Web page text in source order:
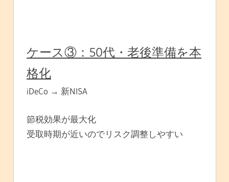
ケース③：50代・老後準備を本
格化
iDeCo → 新NISA
節税効果が最大化
受取時期が近いのでリスク調整しやすい